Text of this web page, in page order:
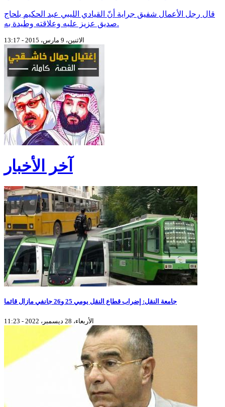
قال رجل الأعمال شفيق جراية أنّ القيادي الليبي عبد الحكيم بلحاج
صديق عزيز عليه وعلاقته وطيدة به.
الاثنين، 9 مارس، 2015 - 13:17
آخر الأخبار
جامعة النقل: إضراب قطاع النقل يومي 25 و26 جانفي مازال قائما
الأربعاء، 28 ديسمبر، 2022 - 11:23